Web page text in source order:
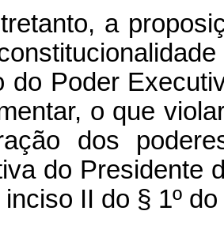
a
do Poder
o que
dos
do Presidente
inciso II do § 1º